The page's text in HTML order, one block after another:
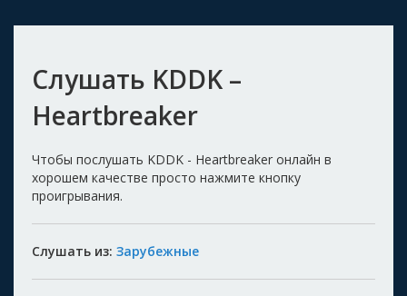
Слушать KDDK –
Heartbreaker
Чтобы послушать KDDK - Heartbreaker онлайн в
хорошем качестве просто нажмите кнопку
проигрывания.
Слушать из: Зарубежные